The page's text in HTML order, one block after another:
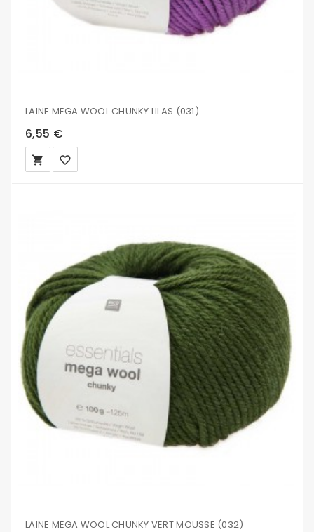
LAINE MEGA WOOL CHUNKY LILAS (031)
6,55 €
local_grocery_store favorite_border
LAINE MEGA WOOL CHUNKY VERT MOUSSE (032)